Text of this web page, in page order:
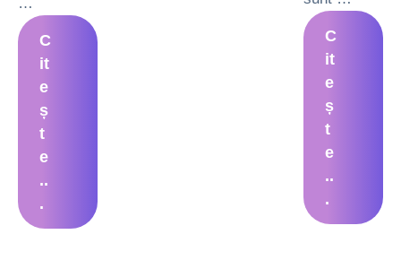
C
it
e
ș
t
e
..
.
C
it
e
ș
t
e
..
.